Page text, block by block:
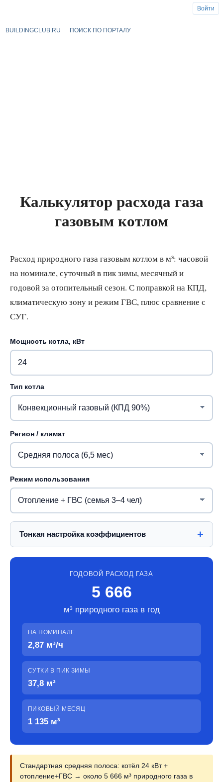
BUILDINGCLUB.RU ПОИСК ПО ПОРТАЛУ
Калькулятор расхода газа
газовым котлом
Расход природного газа газовым котлом в м³: часовой
на номинале, суточный в пик зимы, месячный и
годовой за отопительный сезон. С поправкой на КПД,
климатическую зону и режим ГВС, плюс сравнение с
СУГ.
Мощность котла, кВт
Тип котла
Регион / климат
Режим использования
Тонкая настройка коэффициентов
ГОДОВОЙ РАСХОД ГАЗА
5 666
м³ природного газа в год
НА НОМИНАЛЕ
2,87 м³/ч
СУТКИ В ПИК ЗИМЫ
37,8 м³
ПИКОВЫЙ МЕСЯЦ
1 135 м³
Стандартная средняя полоса: котёл 24 кВт +
отопление+ГВС → около 5 666 м³ природного газа в
Войти